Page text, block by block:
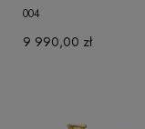
004
9 990,00 zł